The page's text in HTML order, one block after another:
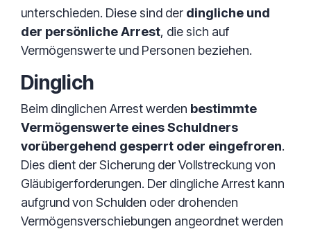
unterschieden. Diese sind der dingliche und
der persönliche Arrest, die sich auf
Vermögenswerte und Personen beziehen.
Dinglich
Beim dinglichen Arrest werden bestimmte
Vermögenswerte eines Schuldners
vorübergehend gesperrt oder eingefroren.
Dies dient der Sicherung der Vollstreckung von
Gläubigerforderungen. Der dingliche Arrest kann
aufgrund von Schulden oder drohenden
Vermögensverschiebungen angeordnet werden